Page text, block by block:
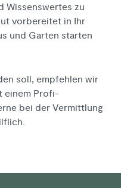
Wissenswertes zu
vorbereitet in Ihr
und Garten starten
soll, empfehlen wir
einem Profi-
bei der Vermittlung